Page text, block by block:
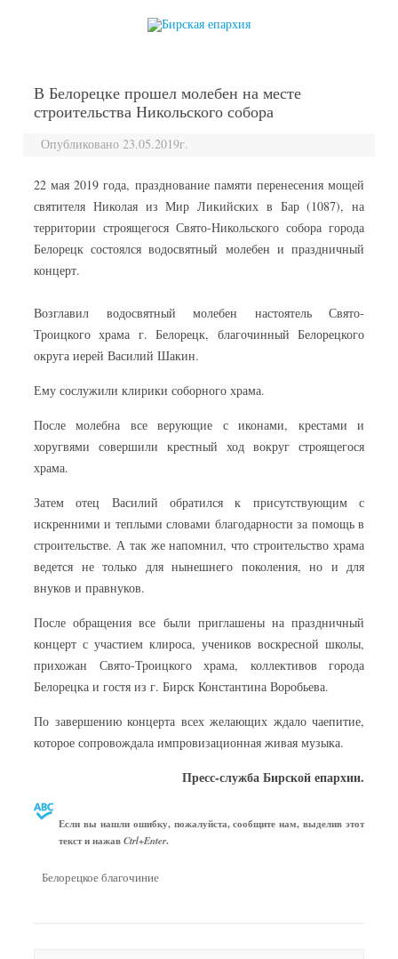
В Белорецке прошел молебен на месте
строительства Никольского собора
Опубликовано 23.05.2019г.
22 мая 2019 года, празднование памяти перенесения мощей
святителя Николая из Мир Ликийских в Бар (1087), на
территории строящегося Свято-Никольского собора города
Белорецк состоялся водосвятный молебен и праздничный
концерт.
Возглавил водосвятный молебен настоятель Свято-
Троицкого храма г. Белорецк, благочинный Белорецкого
округа иерей Василий Шакин.
Ему сослужили клирики соборного храма.
После молебна все верующие с иконами, крестами и
хоругвями совершили крестный ход вокруг строящегося
храма.
Затем отец Василий обратился к присутствующим с
искренними и теплыми словами благодарности за помощь в
строительстве. А так же напомнил, что строительство храма
ведется не только для нынешнего поколения, но и для
внуков и правнуков.
После обращения все были приглашены на праздничный
концерт с участием клироса, учеников воскресной школы,
прихожан Свято-Троицкого храма, коллективов города
Белорецка и гостя из г. Бирск Константина Воробьева.
По завершению концерта всех желающих ждало чаепитие,
которое сопровождала импровизационная живая музыка.
Пресс-служба Бирской епархии.
Если вы нашли ошибку, пожалуйста, сообщите нам, выделив этот
текст и нажавCtrl+Enter.
Белорецкое благочиние